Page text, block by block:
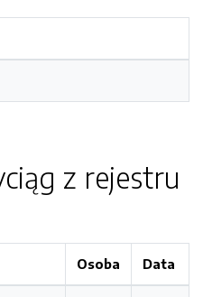
z rejestru
Osoba Data